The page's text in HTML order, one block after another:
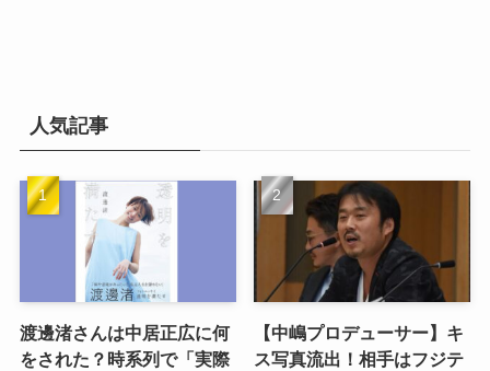
人気記事
渡邊渚さんは中居正広に何
をされた？時系列で「実際
【中嶋プロデューサー】キ
ス写真流出！相手はフジテ